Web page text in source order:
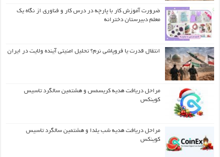
ضرورت آموزش کار با پارچه در درس کار و فناوری از نگاه یک
معلم دبیرستان دخترانه
انتقال قدرت یا فروپاشی نرم؟ تحلیل امنیتی آینده ولایت در ایران
مراحل دریافت هدیه کریسمس و هشتمین سالگرد تاسیس
کوینکس
مراحل دریافت هدیه شب یلدا و هشتمین سالگرد تاسیس
کوینکس